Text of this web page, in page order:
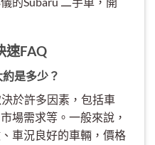
速FAQ
是多少？
於許多因素，包括車
場需求等。一般來說，
車況良好的車輛，價格